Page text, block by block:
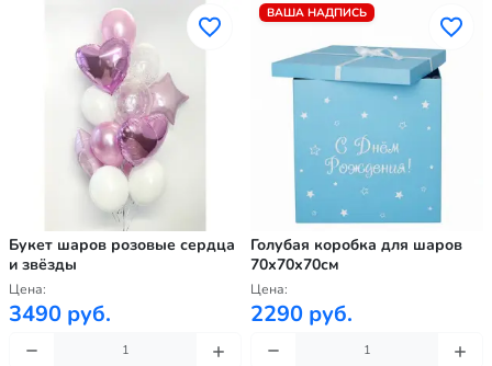
Букет шаров розовые сердца
и звёзды
Цена:
3490 руб.
ВАША НАДПИСЬ
Голубая коробка для шаров
70х70х70см
Цена:
2290 руб.